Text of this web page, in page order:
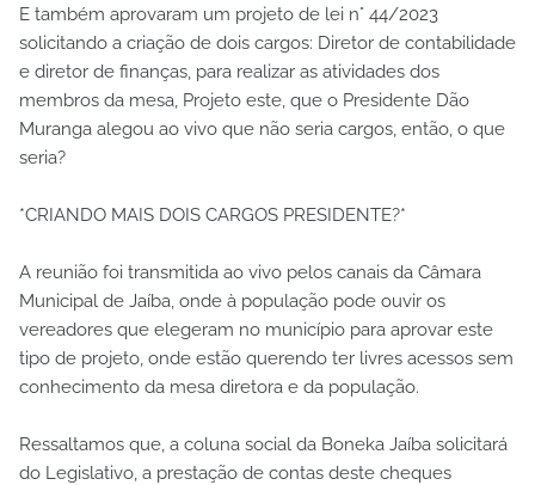
E também aprovaram um projeto de lei n° 44/2023
solicitando a criação de dois cargos: Diretor de contabilidade
e diretor de finanças, para realizar as atividades dos
membros da mesa, Projeto este, que o Presidente Dão
Muranga alegou ao vivo que não seria cargos, então, o que
seria?
*CRIANDO MAIS DOIS CARGOS PRESIDENTE?*
A reunião foi transmitida ao vivo pelos canais da Câmara
Municipal de Jaíba, onde à população pode ouvir os
vereadores que elegeram no município para aprovar este
tipo de projeto, onde estão querendo ter livres acessos sem
conhecimento da mesa diretora e da população.
Ressaltamos que, a coluna social da Boneka Jaíba solicitará
do Legislativo, a prestação de contas deste cheques